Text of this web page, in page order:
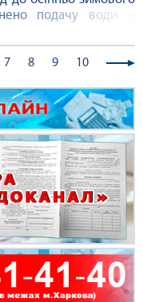
подачу води в
Немишля, пр.
полотном, пр. Героїв
7 8 9 10